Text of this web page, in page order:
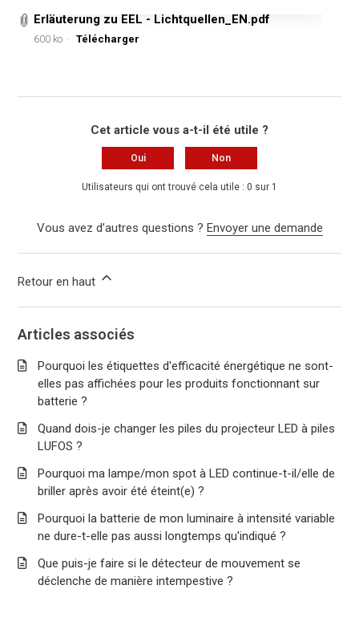
Erläuterung zu EEL - Lichtquellen_EN.pdf
600 ko Télécharger
Cet article vous a-t-il été utile ?
Oui Non
Utilisateurs qui ont trouvé cela utile : 0 sur 1
Vous avez d’autres questions ? Envoyer une demande
Retour en haut
Articles associés
Pourquoi les étiquettes d'efficacité énergétique ne sont-
elles pas affichées pour les produits fonctionnant sur
batterie ?
Quand dois-je changer les piles du projecteur LED à piles
LUFOS ?
Pourquoi ma lampe/mon spot à LED continue-t-il/elle de
briller après avoir été éteint(e) ?
Pourquoi la batterie de mon luminaire à intensité variable
ne dure-t-elle pas aussi longtemps qu'indiqué ?
Que puis-je faire si le détecteur de mouvement se
déclenche de manière intempestive ?